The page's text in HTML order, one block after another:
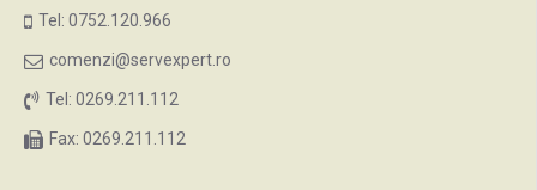
Tel: 0752.120.966
comenzi@servexpert.ro
Tel: 0269.211.112
Fax: 0269.211.112